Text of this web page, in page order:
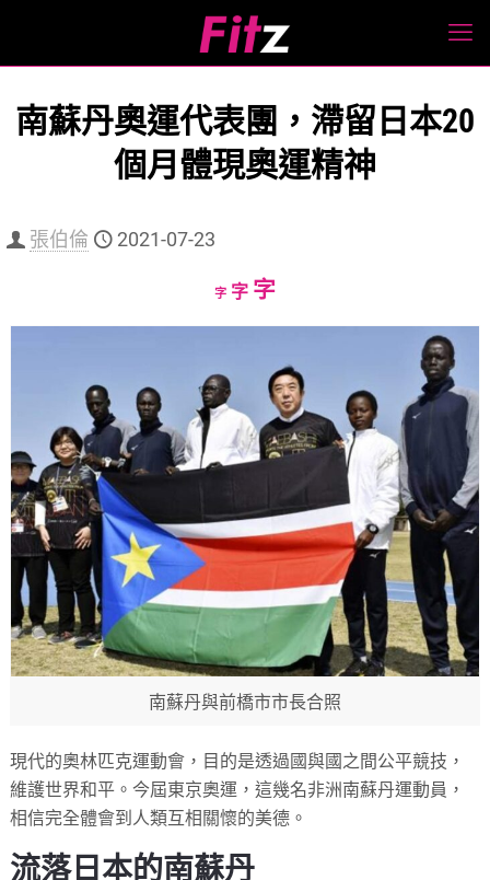
南蘇丹奧運代表團，滯留日本20
個月體現奧運精神
張伯倫 2021-07-23
字Decrease
字Reset
字Increase
南蘇丹與前橋市市長合照
現代的奧林匹克運動會，目的是透過國與國之間公平競技，
維護世界和平。今屆東京奧運，這幾名非洲南蘇丹運動員，
相信完全體會到人類互相關懷的美德。
流落日本的南蘇丹